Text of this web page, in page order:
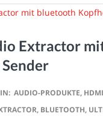
Extractor
IN: AUDIO-PRODUKTE,
, BLUETOOTH,